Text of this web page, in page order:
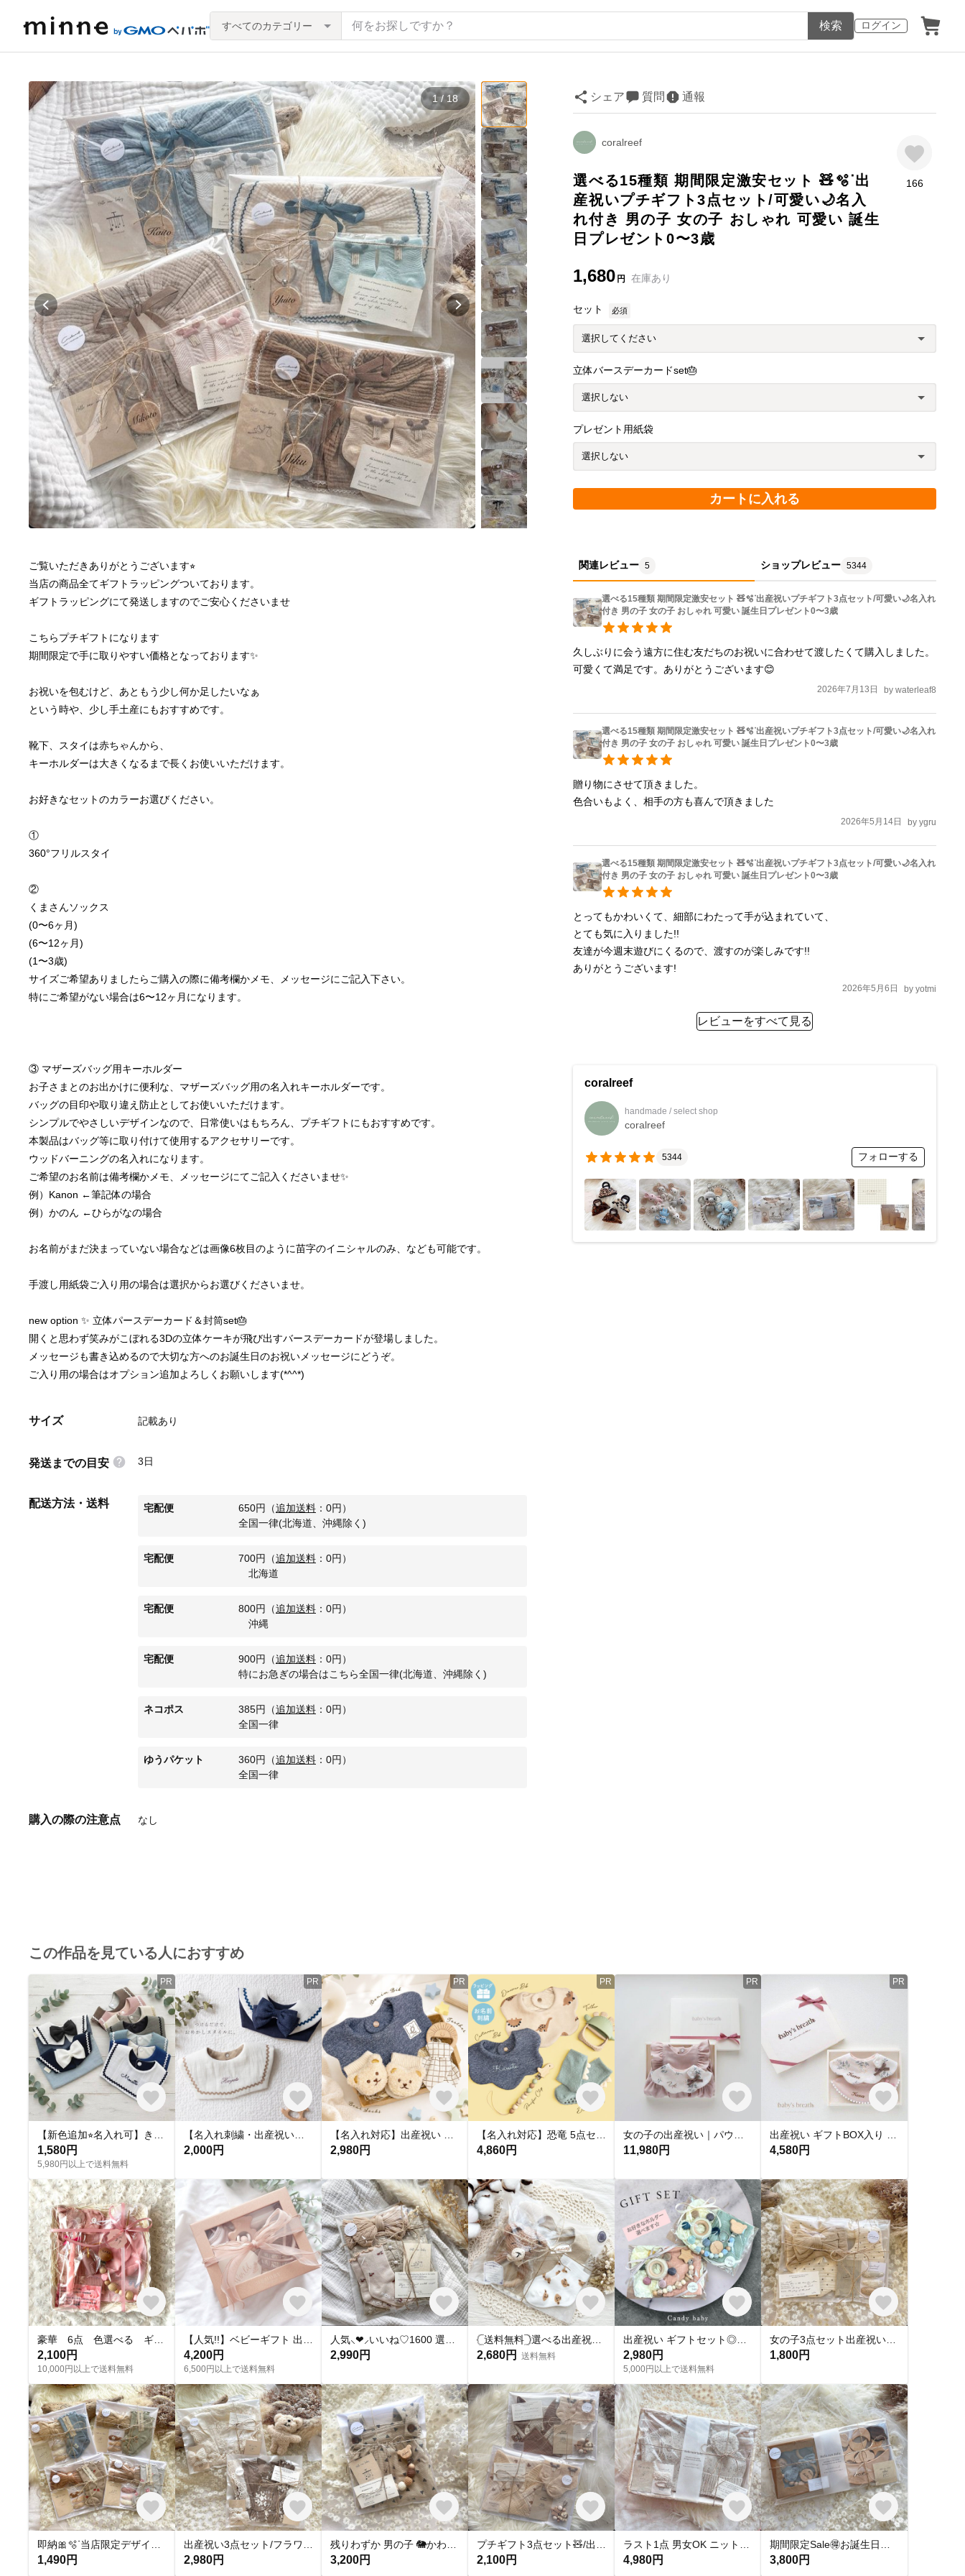
ログイン
すべてのカテゴリー 検索
1 / 18 シェア 質問 通報
coralreef
選べる15種類 期間限定激安セット 🧸🫧ᐝ出
産祝いプチギフト3点セット/可愛い🌙名入
れ付き 男の子 女の子 おしゃれ 可愛い 誕生
日プレゼント0〜3歳
1,680 円 在庫あり
166
セット 必須
立体バースデーカードset🎂
プレゼント用紙袋
カートに入れる
ご覧いただきありがとうございます⭐︎
当店の商品全てギフトラッピングついております。
ギフトラッピングにて発送しますのでご安心くださいませ
こちらプチギフトになります
期間限定で手に取りやすい価格となっております✨
お祝いを包むけど、あともう少し何か足したいなぁ
という時や、少し手土産にもおすすめです。
靴下、スタイは赤ちゃんから、
キーホルダーは大きくなるまで長くお使いいただけます。
お好きなセットのカラーお選びください。
①
360°フリルスタイ
②
くまさんソックス
(0〜6ヶ月)
(6〜12ヶ月)
(1〜3歳)
サイズご希望ありましたらご購入の際に備考欄かメモ、メッセージにご記入下さい。
特にご希望がない場合は6〜12ヶ月になります。
③ マザーズバッグ用キーホルダー
お子さまとのお出かけに便利な、マザーズバッグ用の名入れキーホルダーです。
バッグの目印や取り違え防止としてお使いいただけます。
シンプルでやさしいデザインなので、日常使いはもちろん、プチギフトにもおすすめです。
本製品はバッグ等に取り付けて使用するアクセサリーです。
ウッドバーニングの名入れになります。
ご希望のお名前は備考欄かメモ、メッセージにてご記入くださいませ✨
例）Kanon ←筆記体の場合
例）かのん ←ひらがなの場合
お名前がまだ決まっていない場合などは画像6枚目のように苗字のイニシャルのみ、なども可能です。
手渡し用紙袋ご入り用の場合は選択からお選びくださいませ‍。
new option ✨ 立体パースデーカード＆封筒set🎂
開くと思わず笑みがこぼれる3Dの立体ケーキが飛び出すバースデーカードが登場しました。
メッセージも書き込めるので大切な方へのお誕生日のお祝いメッセージにどうぞ。
ご入り用の場合はオプション追加よろしくお願いします(*^^*)
サイズ 記載あり
発送までの目安 3日
配送方法・送料 宅配便 650円 （追加送料 ： 0円）
全国一律(北海道、沖縄除く)
宅配便 700円 （追加送料 ： 0円）
北海道
宅配便 800円 （追加送料 ： 0円）
沖縄
宅配便 900円 （追加送料 ： 0円）
特にお急ぎの場合はこちら全国一律(北海道、沖縄除く)
ネコポス 385円 （追加送料 ： 0円）
全国一律
ゆうパケット 360円 （追加送料 ： 0円）
全国一律
購入の際の注意点 なし
関連レビュー 5 ショップレビュー 5344
選べる15種類 期間限定激安セット 🧸🫧ᐝ出産祝いプチギフト3点セット/可愛い🌙名入れ
付き 男の子 女の子 おしゃれ 可愛い 誕生日プレゼント0〜3歳
久しぶりに会う遠方に住む友だちのお祝いに合わせて渡したくて購入しました。
可愛くて満足です。ありがとうございます😊
2026年7月13日 by waterleaf8
選べる15種類 期間限定激安セット 🧸🫧ᐝ出産祝いプチギフト3点セット/可愛い🌙名入れ
付き 男の子 女の子 おしゃれ 可愛い 誕生日プレゼント0〜3歳
贈り物にさせて頂きました。
色合いもよく、相手の方も喜んで頂きました
2026年5月14日 by ygru
選べる15種類 期間限定激安セット 🧸🫧ᐝ出産祝いプチギフト3点セット/可愛い🌙名入れ
付き 男の子 女の子 おしゃれ 可愛い 誕生日プレゼント0〜3歳
とってもかわいくて、細部にわたって手が込まれていて、
とても気に入りました!!
友達が今週末遊びにくるので、渡すのが楽しみです!!
ありがとうございます!
2026年5月6日 by yotmi
レビューをすべて見る
coralreef
handmade / select shop
coralreef
5344 フォローする
この作品を見ている人におすすめ
PR
1,580円
5,980円以上で送料無料
PR
2,000円
PR
2,980円
PR
4,860円
PR
11,980円
PR
4,580円
2,100円
10,000円以上で送料無料
4,200円
6,500円以上で送料無料
2,990円 2,680円 送料無料 2,980円
5,000円以上で送料無料
1,800円
1,490円 2,980円 3,200円 2,100円 4,980円 3,800円